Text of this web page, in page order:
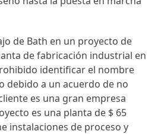
de Bath en un proyecto de
de fabricación industrial en
identificar el nombre
debido a un acuerdo de no
es una gran empresa
es una planta de $ 65
instalaciones de proceso y